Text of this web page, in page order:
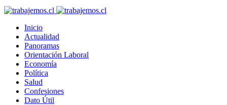
Inicio
Actualidad
Panoramas
Orientación Laboral
Economía
Política
Salud
Confesiones
Dato Útil